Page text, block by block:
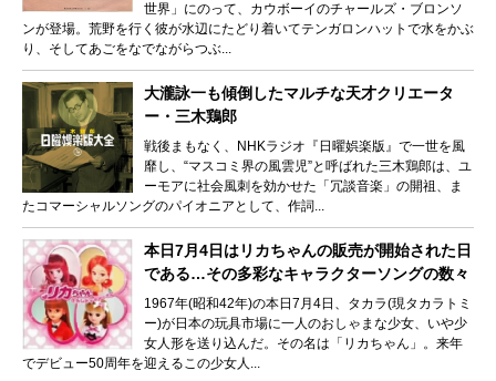
世界」にのって、カウボーイのチャールズ・ブロンソ
ンが登場。荒野を行く彼が水辺にたどり着いてテンガロンハットで水をかぶ
り、そしてあごをなでながらつぶ...
大瀧詠一も傾倒したマルチな天才クリエータ
ー・三木鶏郎
戦後まもなく、NHKラジオ『日曜娯楽版』で一世を風
靡し、“マスコミ界の風雲児”と呼ばれた三木鶏郎は、ユ
ーモアに社会風刺を効かせた「冗談音楽」の開祖、ま
たコマーシャルソングのパイオニアとして、作詞...
本日7月4日はリカちゃんの販売が開始された日
である…その多彩なキャラクターソングの数々
1967年(昭和42年)の本日7月4日、タカラ(現タカラトミ
ー)が日本の玩具市場に一人のおしゃまな少女、いや少
女人形を送り込んだ。その名は「リカちゃん」。来年
でデビュー50周年を迎えるこの少女人...